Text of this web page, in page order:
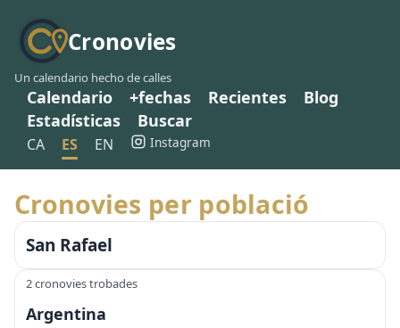
Cronovies
Un calendario hecho de calles
Calendario +fechas Recientes
Blog
Estadísticas
Buscar
CA ES EN Instagram
Cronovies per població
San Rafael
2 cronovies trobades
Argentina